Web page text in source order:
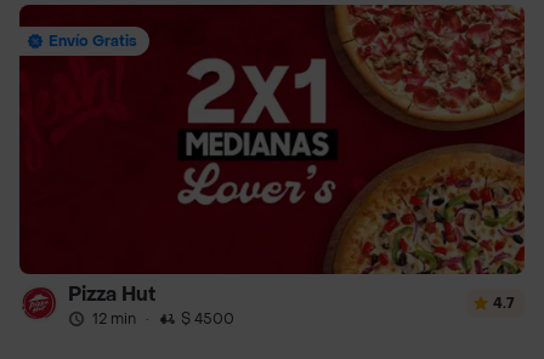
Envío Gratis
Pizza Hut
12 min · $ 4500
4.7